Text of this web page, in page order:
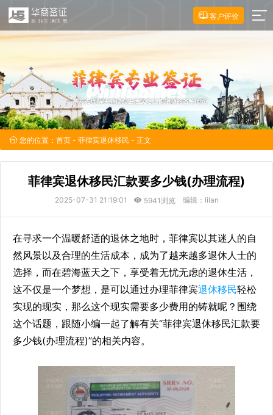
客户评价
您的位置： 首页 - 菲律宾退休移民 - 正文
菲律宾退休移民汇款要多少钱(办理流程)
2025-07-31 21:19:01 5941浏览 编辑：lilan
在寻求一个温暖舒适的退休之地时，菲律宾以其迷人的自
然风景以及合理的生活成本，成为了越来越多退休人士的
选择，而在碧海蓝天之下，享受着无忧无虑的退休生活，
这不仅是一个梦想，是可以通过办理菲律宾退休移民轻松
实现的现实，那么这个现实需要多少费用的铸就呢？围绕
这个话题，跟随小编一起了解有关“菲律宾退休移民汇款要
多少钱(办理流程)”的相关内容。